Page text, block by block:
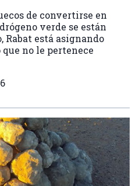
de convertirse en
verde se están
Rabat está asignando
no le pertenece